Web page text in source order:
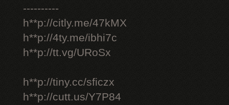
----------
h**p://citly.me/47kMX
h**p://4ty.me/ibhi7c
h**p://tt.vg/URoSx
h**p://tiny.cc/sficzx
h**p://cutt.us/Y7P84